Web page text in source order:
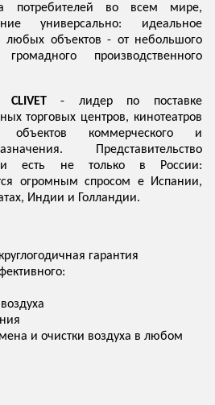
потребителей во всем мире,
универсально: идеальное
любых объектов - от небольшого
производственного
CLIVET- лидер по поставке
торговых центров, кинотеатров
коммерческого и
Представительство
есть не только в России:
огромным спросом е Испании,
Индии и Голландии.
гарантия
и очистки воздуха в любом